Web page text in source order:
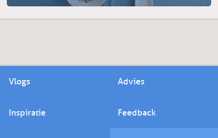
Vlogs Advies
Inspiratie Feedback